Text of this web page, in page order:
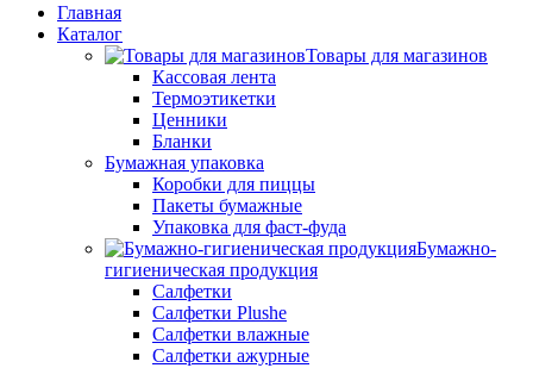
Главная
Каталог
Товары для магазинов
Кассовая лента
Термоэтикетки
Ценники
Бланки
Бумажная упаковка
Коробки для пиццы
Пакеты бумажные
Упаковка для фаст-фуда
Бумажно-
гигиеническая продукция
Салфетки
Салфетки Plushe
Салфетки влажные
Салфетки ажурные